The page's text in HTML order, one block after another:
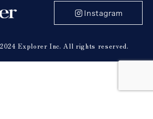
Instagram
Explorer Inc. All rights reserved.